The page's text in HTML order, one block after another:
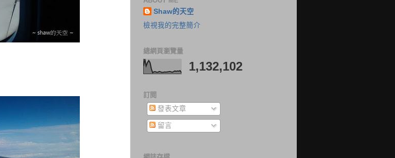
Shaw的天空
檢視我的完整簡介
總網頁瀏覽量
1,132,102
訂閱
發表文章
留言